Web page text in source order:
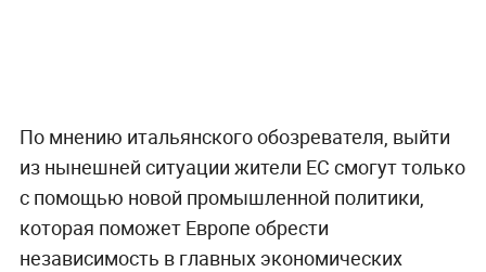
По мнению итальянского обозревателя, выйти
из нынешней ситуации жители ЕС смогут только
с помощью новой промышленной политики,
которая поможет Европе обрести
независимость в главных экономических